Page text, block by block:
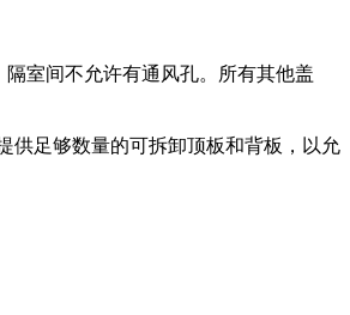
室间不允许有通风孔。所有其他盖
供足够数量的可拆卸顶板和背板，以允